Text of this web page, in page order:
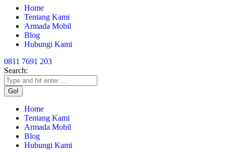
Home
Tentang Kami
Armada Mobil
Blog
Hubungi Kami
0811 7691 203
Search:
Home
Tentang Kami
Armada Mobil
Blog
Hubungi Kami